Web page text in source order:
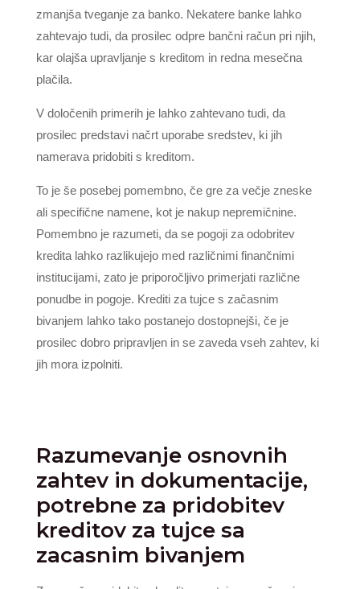
zmanjša tveganje za banko. Nekatere banke lahko
zahtevajo tudi, da prosilec odpre bančni račun pri njih,
kar olajša upravljanje s kreditom in redna mesečna
plačila.
V določenih primerih je lahko zahtevano tudi, da
prosilec predstavi načrt uporabe sredstev, ki jih
namerava pridobiti s kreditom.
To je še posebej pomembno, če gre za večje zneske
ali specifične namene, kot je nakup nepremičnine.
Pomembno je razumeti, da se pogoji za odobritev
kredita lahko razlikujejo med različnimi finančnimi
institucijami, zato je priporočljivo primerjati različne
ponudbe in pogoje. Krediti za tujce s začasnim
bivanjem lahko tako postanejo dostopnejši, če je
prosilec dobro pripravljen in se zaveda vseh zahtev, ki
jih mora izpolniti.
Razumevanje osnovnih
zahtev in dokumentacije,
potrebne za pridobitev
kreditov za tujce sa
zacasnim bivanjem